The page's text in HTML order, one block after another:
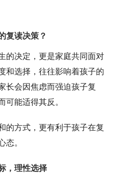
复读决策？
的决定，更是家庭共同面对
和选择，往往影响着孩子的
长会因焦虑而强迫孩子复
可能适得其反。
的方式，更有利于孩子在复
态。
，理性选择